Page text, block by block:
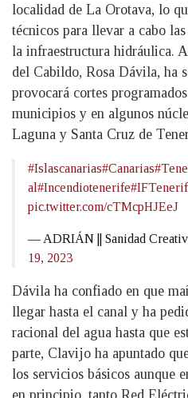
localidad de La Orotava, lo
técnicos para llevar a cabo
la infraestructura hidráulica.
del Cabildo, Rosa Dávila, ha
provocará cortes
municipios y en algunos
Laguna y Santa Cruz de
#Islascanarias#Canarias
al#Incendiotenerife
pic.twitter.com/cTMcpHJEeJ
— ADRIÁN || Sanidad
19, 2023
Dávila ha confiado en que
llegar hasta el canal y ha
racional del agua hasta que
parte, Clavijo ha apuntado
los servicios básicos aunque
en principio, tanto Red